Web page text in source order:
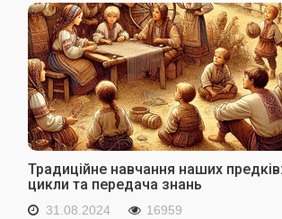
Традиційне навчання наших
цикли та передача знань
31.08.2024 16959